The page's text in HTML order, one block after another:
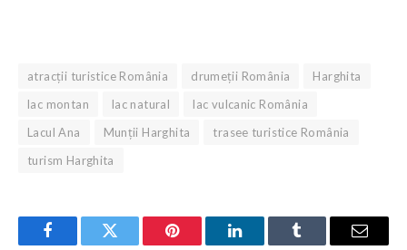
atracții turistice România drumeții România
Harghita
lac montan
lac natural
lac vulcanic România
Lacul Ana
Munții Harghita
trasee turistice România
turism Harghita
FacebookTwitter Pinterest LinkedInTumblr Email